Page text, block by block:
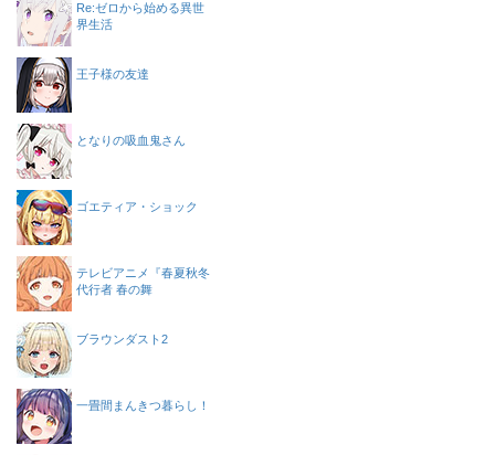
Re:ゼロから始める異世
界生活
王子様の友達
となりの吸血鬼さん
ゴエティア・ショック
テレビアニメ『春夏秋冬
代行者 春の舞
ブラウンダスト2
一畳間まんきつ暮らし！